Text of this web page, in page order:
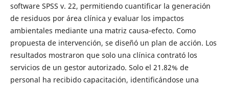
software SPSS v. 22, permitiendo cuantificar la generación
de residuos por área clínica y evaluar los impactos
ambientales mediante una matriz causa-efecto. Como
propuesta de intervención, se diseñó un plan de acción. Los
resultados mostraron que solo una clínica contrató los
servicios de un gestor autorizado. Solo el 21.82% de
personal ha recibido capacitación, identificándose una